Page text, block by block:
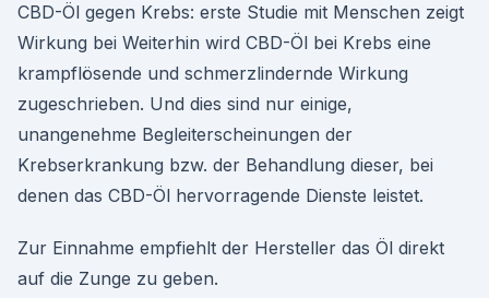
CBD-Öl gegen Krebs: erste Studie mit Menschen zeigt
Wirkung bei Weiterhin wird CBD-Öl bei Krebs eine
krampflösende und schmerzlindernde Wirkung
zugeschrieben. Und dies sind nur einige,
unangenehme Begleiterscheinungen der
Krebserkrankung bzw. der Behandlung dieser, bei
denen das CBD-Öl hervorragende Dienste leistet.
Zur Einnahme empfiehlt der Hersteller das Öl direkt
auf die Zunge zu geben.